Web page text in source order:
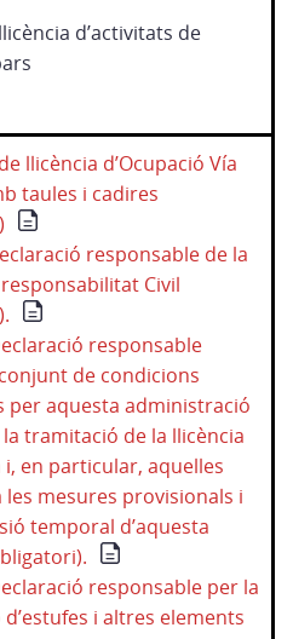
d’activitats de
llicència d’Ocupació Vía
taules i cadires
responsable de la
Civil
responsable
de condicions
per aquesta administració
tramitació de la llicència
i, en particular, aquelles
les mesures provisionals i
temporal d’aquesta
responsable per la
d’estufes i altres elements